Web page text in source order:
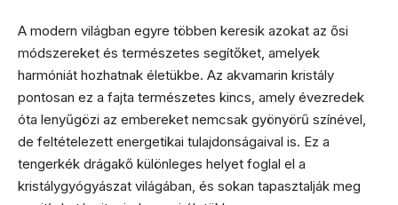
A modern világban egyre többen keresik azokat az ősi
módszereket és természetes segítőket, amelyek
harmóniát hozhatnak életükbe. Az akvamarin kristály
pontosan ez a fajta természetes kincs, amely évezredek
óta lenyűgözi az embereket nemcsak gyönyörű színével,
de feltételezett energetikai tulajdonságaival is. Ez a
tengerkék drágakő különleges helyet foglal el a
kristálygyógyászat világában, és sokan tapasztalják meg